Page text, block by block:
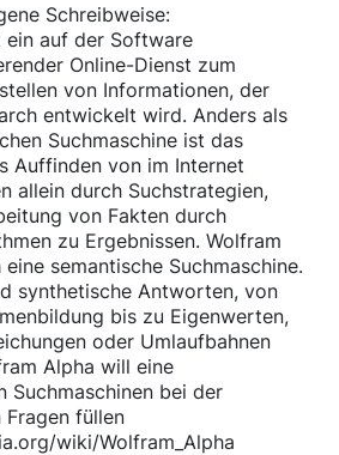
Schreibweise:
auf der Software
Online-Dienst zum
von Informationen, der
entwickelt wird. Anders als
Suchmaschine ist das
Auffinden von im Internet
allein durch Suchstrategien,
von Fakten durch
zu Ergebnissen. Wolfram
semantische Suchmaschine.
synthetische Antworten, von
bis zu Eigenwerten,
oder Umlaufbahnen
Alpha will eine
Suchmaschinen bei der
füllen
wiki/Wolfram_Alpha